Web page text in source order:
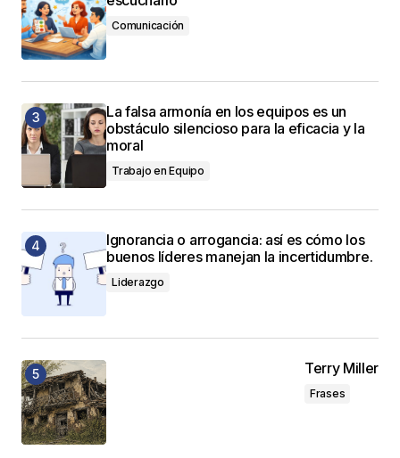
Comunicación
La falsa armonía en los equipos es un
obstáculo silencioso para la eficacia y la
moral
Trabajo en Equipo
Ignorancia o arrogancia: así es cómo los
buenos líderes manejan la incertidumbre.
Liderazgo
Terry Miller
Frases